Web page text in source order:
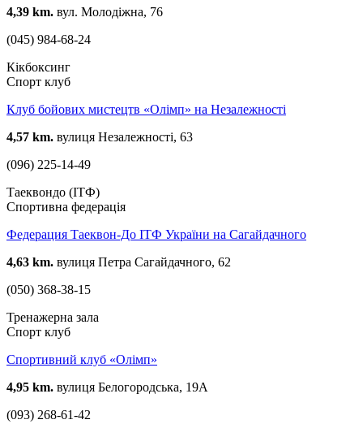
4,39 km. вул. Молодіжна, 76
(045) 984-68-24
Кікбоксинг
Спорт клуб
Клуб бойових мистецтв «Олімп» на Незалежності
4,57 km. вулиця Незалежності, 63
(096) 225-14-49
Таеквондо (ІТФ)
Спортивна федерація
Федерация Таеквон-До ІТФ України на Сагайдачного
4,63 km. вулиця Петра Сагайдачного, 62
(050) 368-38-15
Тренажерна зала
Спорт клуб
Спортивний клуб «Олімп»
4,95 km. вулиця Белогородська, 19А
(093) 268-61-42